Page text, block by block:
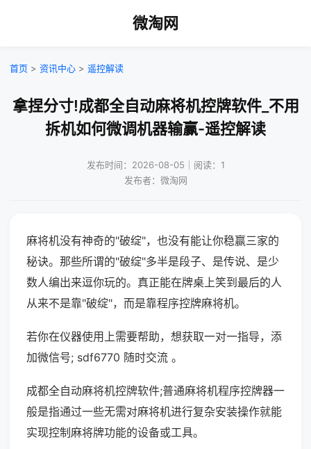
微淘网
首页 > 资讯中心 > 遥控解读
拿捏分寸!成都全自动麻将机控牌软件_不用
拆机如何微调机器输赢-遥控解读
发布时间：2026-08-05｜阅读：1
发布者：微淘网
麻将机没有神奇的"破绽"，也没有能让你稳赢三家的
秘诀。那些所谓的"破绽"多半是段子、是传说、是少
数人编出来逗你玩的。真正能在牌桌上笑到最后的人
从来不是靠"破绽"，而是靠程序控牌麻将机。
若你在仪器使用上需要帮助，想获取一对一指导，添
加微信号; sdf6770 随时交流 。
成都全自动麻将机控牌软件;普通麻将机程序控牌器一
般是指通过一些无需对麻将机进行复杂安装操作就能
实现控制麻将牌功能的设备或工具。